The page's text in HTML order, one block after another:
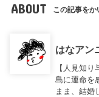
ABOUT この記事をか
はなアン
【人見知
島に運命を
まま、結婚